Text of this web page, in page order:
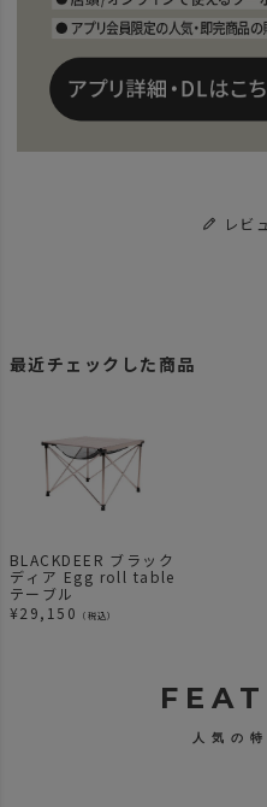
レビ
最近チェックした商品
BLACKDEER ブラック
ディア Egg roll table
テーブル
¥29,150 （税込）
人気の